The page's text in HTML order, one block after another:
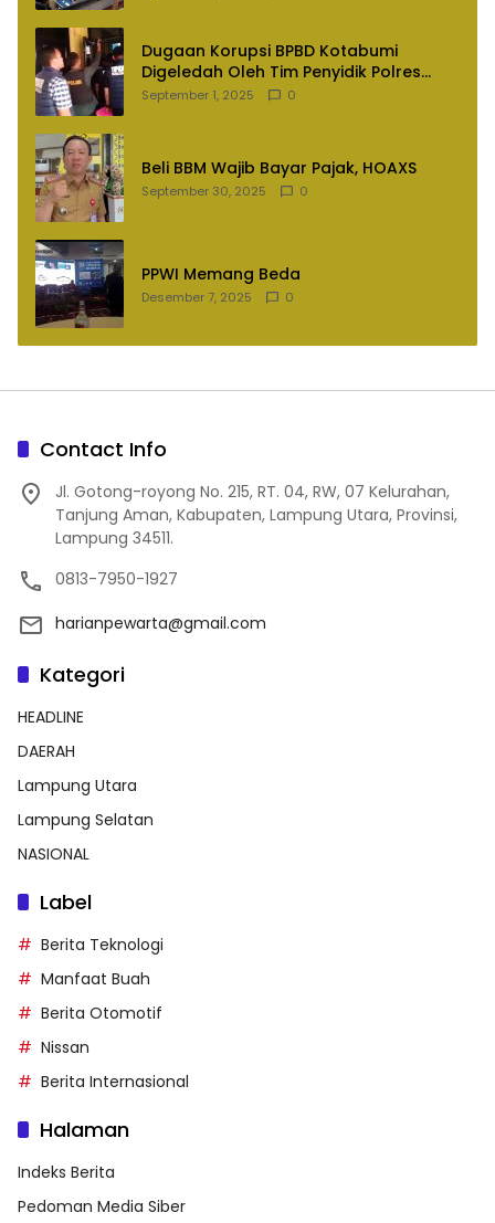
Dugaan Korupsi BPBD Kotabumi
Digeledah Oleh Tim Penyidik Polres
Lampung Utara
September 1, 2025 0
Beli BBM Wajib Bayar Pajak, HOAXS
September 30, 2025 0
PPWI Memang Beda
Desember 7, 2025 0
Contact Info
Jl. Gotong-royong No. 215, RT. 04, RW, 07 Kelurahan,
Tanjung Aman, Kabupaten, Lampung Utara, Provinsi,
Lampung 34511.
0813-7950-1927
harianpewarta@gmail.com
Kategori
HEADLINE
DAERAH
Lampung Utara
Lampung Selatan
NASIONAL
Label
Berita Teknologi
Manfaat Buah
Berita Otomotif
Nissan
Berita Internasional
Halaman
Indeks Berita
Pedoman Media Siber